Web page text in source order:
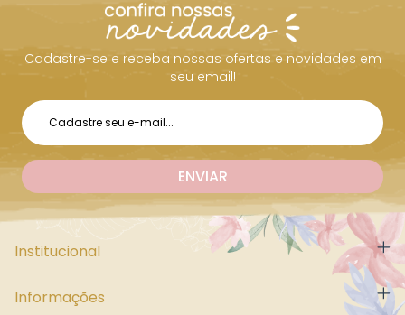
Cadastre-se e receba nossas ofertas e novidades em
seu email!
Institucional
Informações